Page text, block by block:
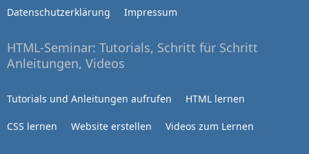
Datenschutzerklärung Impressum
HTML-Seminar: Tutorials, Schritt für Schritt
Anleitungen, Videos
Tutorials und Anleitungen aufrufen HTML lernen
CSS lernen Website erstellen Videos zum Lernen